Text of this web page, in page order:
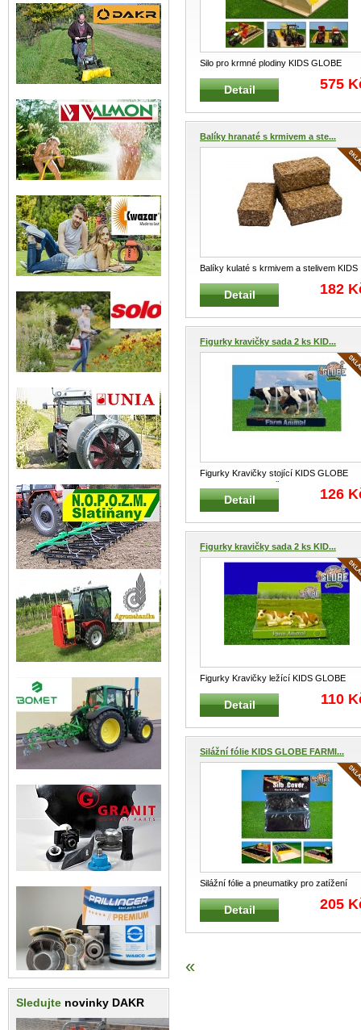
Sledujte novinky DAKR
Silo pro krmné plodiny KIDS GLOBE
FARMING 610451 Nadzemní dvojit...
Detail 575
Balíky hranaté s krmivem a ste...
Balíky kulaté s krmivem a stelivem KIDS
GLOBE FARMING 610704 Bal
...
Detail 182
Figurky kravičky sada 2 ks KID...
Figurky Kravičky stojící KIDS GLOBE
FARMING 571873 Černobílé krav...
Detail 126
Figurky kravičky sada 2 ks KID...
Figurky Kravičky ležící KIDS GLOBE
FARMING 571969 Hnědobílé kravi ...
Detail 110
Silážní fólie KIDS GLOBE FARMI...
Silážní fólie a pneumatiky pro zatížení
KIDS GLOBE FARMING 571884 ...
Detail 205
«